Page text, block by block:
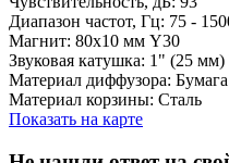
Диапазон частот, Гц: 75 -
Магнит: 80х10 мм Y30
Звуковая катушка: 1" (25
Материал диффузора:
Материал корзины: Сталь
Показать на карте